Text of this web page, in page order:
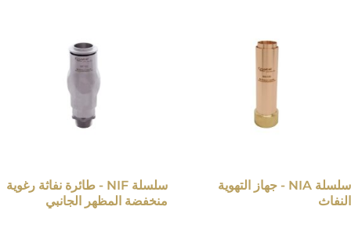
سلسلة NIA - جهاز التهوية
النفاث
سلسلة NIF - طائرة نفاثة رغوية
منخفضة المظهر الجانبي